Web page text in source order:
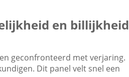
en billijkheid
geconfronteerd met verjaring.
Dit panel velt snel een